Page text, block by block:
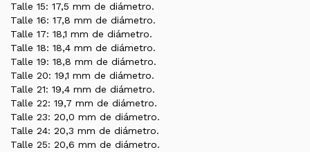
Talle 15: 17,5 mm de diámetro.
Talle 16: 17,8 mm de diámetro.
Talle 17: 18,1 mm de diámetro.
Talle 18: 18,4 mm de diámetro.
Talle 19: 18,8 mm de diámetro.
Talle 20: 19,1 mm de diámetro.
Talle 21: 19,4 mm de diámetro.
Talle 22: 19,7 mm de diámetro.
Talle 23: 20,0 mm de diámetro.
Talle 24: 20,3 mm de diámetro.
Talle 25: 20,6 mm de diámetro.